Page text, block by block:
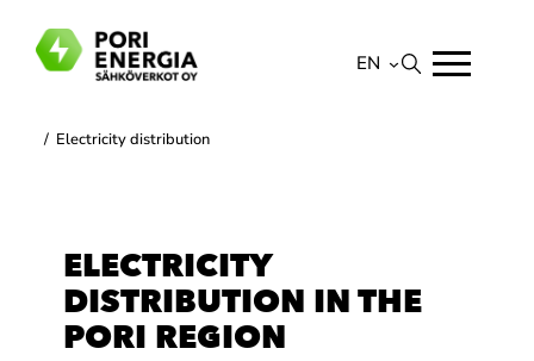
EN
/ Electricity distribution
ELECTRICITY
DISTRIBUTION IN THE
PORI REGION